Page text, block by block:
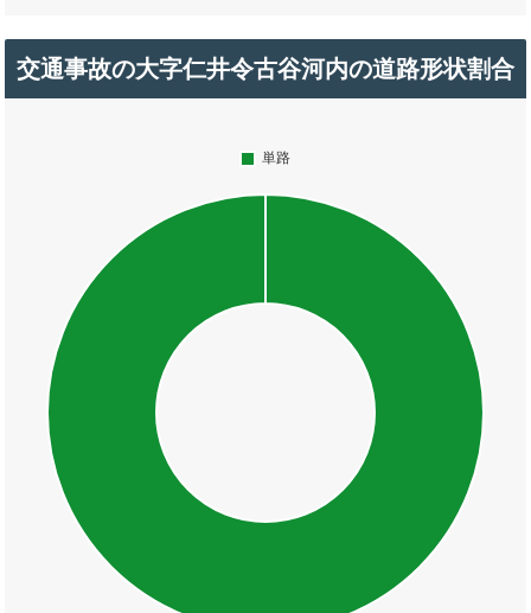
交通事故の大字仁井令古谷河内の道路形状割合